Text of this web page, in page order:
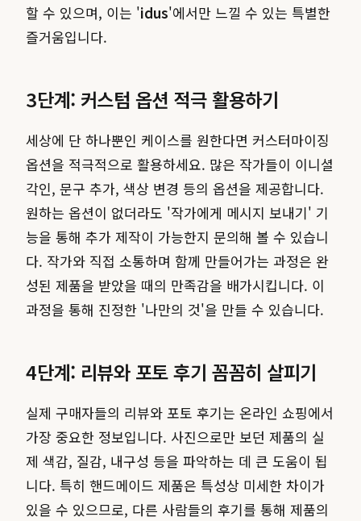
할 수 있으며, 이는 'idus'에서만 느낄 수 있는 특별한
즐거움입니다.
3단계: 커스텀 옵션 적극 활용하기
세상에 단 하나뿐인 케이스를 원한다면 커스터마이징
옵션을 적극적으로 활용하세요. 많은 작가들이 이니셜
각인, 문구 추가, 색상 변경 등의 옵션을 제공합니다.
원하는 옵션이 없더라도 '작가에게 메시지 보내기' 기
능을 통해 추가 제작이 가능한지 문의해 볼 수 있습니
다. 작가와 직접 소통하며 함께 만들어가는 과정은 완
성된 제품을 받았을 때의 만족감을 배가시킵니다. 이
과정을 통해 진정한 '나만의 것'을 만들 수 있습니다.
4단계: 리뷰와 포토 후기 꼼꼼히 살피기
실제 구매자들의 리뷰와 포토 후기는 온라인 쇼핑에서
가장 중요한 정보입니다. 사진으로만 보던 제품의 실
제 색감, 질감, 내구성 등을 파악하는 데 큰 도움이 됩
니다. 특히 핸드메이드 제품은 특성상 미세한 차이가
있을 수 있으므로, 다른 사람들의 후기를 통해 제품의